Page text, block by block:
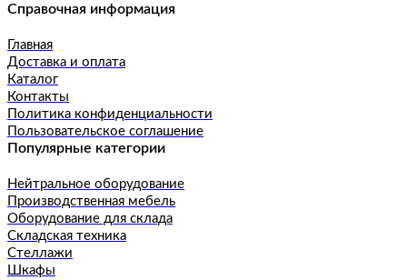
Справочная информация
Главная
Доставка и оплата
Каталог
Контакты
Политика конфиденциальности
Пользовательское соглашение
Популярные категории
Нейтральное оборудование
Производственная мебель
Оборудование для склада
Складская техника
Стеллажи
Шкафы